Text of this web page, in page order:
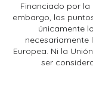
Financiado por la
embargo, los
únicamente
necesariamente
Europea. Ni la
ser